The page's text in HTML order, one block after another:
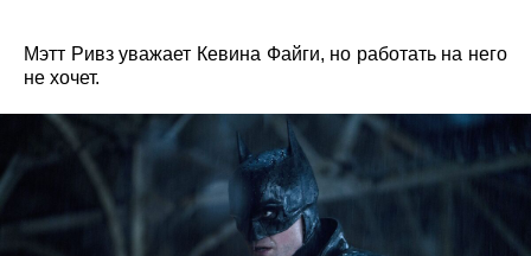
Мэтт Ривз уважает Кевина Файги, но работать на него
не хочет.